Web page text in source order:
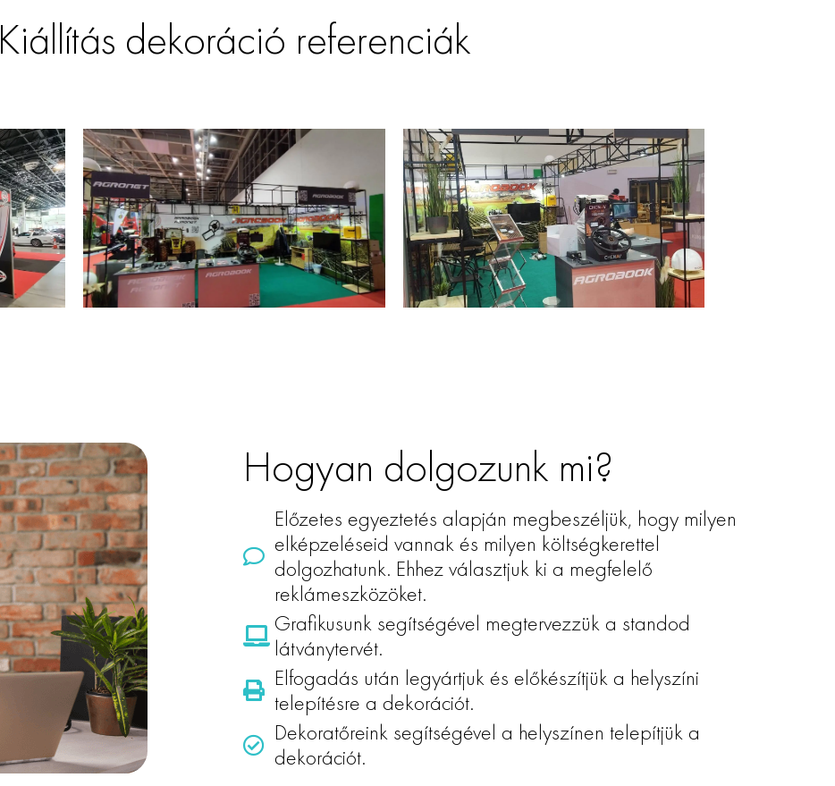
Kiállítás dekoráció referenciák
Hogyan dolgozunk mi?
Előzetes egyeztetés alapján megbeszéljük, hogy milyen
elképzeléseid vannak és milyen költségkerettel
dolgozhatunk. Ehhez választjuk ki a megfelelő
reklámeszközöket.
Grafikusunk segítségével megtervezzük a standod
látványtervét.
Elfogadás után legyártjuk és előkészítjük a helyszíni
telepítésre a dekorációt.
Dekoratőreink segítségével a helyszínen telepítjük a
dekorációt.